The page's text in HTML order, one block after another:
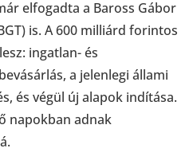
elfogadta a Baross Gábor
is. A 600 milliárd forintos
ingatlan- és
a jelenlegi állami
és végül új alapok indítása.
napokban adnak